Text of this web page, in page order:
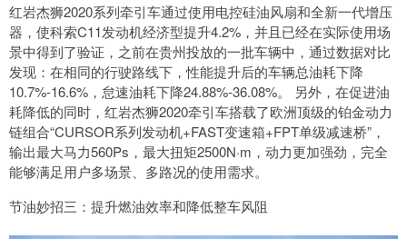
红岩杰狮2020系列牵引车通过使用电控硅油风扇和全新一代增压
器，使科索C11发动机经济型提升4.2%，并且已经在实际使用场
景中得到了验证，之前在贵州投放的一批车辆中，通过数据对比
发现：在相同的行驶路线下，性能提升后的车辆总油耗下降
10.7%-16.6%，怠速油耗下降24.88%-36.08%。 另外，在促进油
耗降低的同时，红岩杰狮2020牵引车搭载了欧洲顶级的铂金动力
链组合“CURSOR系列发动机+FAST变速箱+FPT单级减速桥”，
输出最大马力560Ps，最大扭矩2500N·m，动力更加强劲，完全
能够满足用户多场景、多路况的使用需求。
节油妙招三：提升燃油效率和降低整车风阻